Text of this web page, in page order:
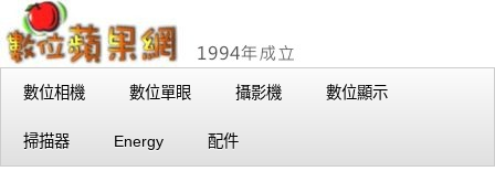
數位相機 數位單眼 攝影機 數位顯示
掃描器 Energy 配件